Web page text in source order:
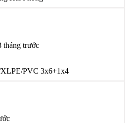
tháng trước
PVC 3x6+1x4